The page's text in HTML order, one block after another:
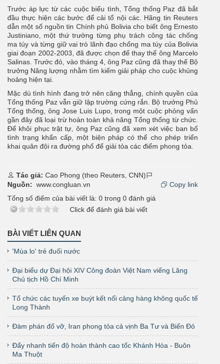
Trước áp lực từ các cuộc biểu tình, Tổng thống Paz đã bắt
đầu thực hiện các bước để cải tổ nội các. Hãng tin Reuters
dẫn một số nguồn tin Chính phủ Bolivia cho biết ông Ernesto
Justiniano, một thứ trưởng từng phụ trách công tác chống
ma túy và từng giữ vai trò lãnh đạo chống ma túy của Bolivia
giai đoạn 2002-2003, đã được chọn để thay thế ông Marcelo
Salinas. Trước đó, vào tháng 4, ông Paz cũng đã thay thế Bộ
trưởng Năng lượng nhằm tìm kiếm giải pháp cho cuộc khủng
hoảng hiện tại.
Mặc dù tình hình đang trở nên căng thẳng, chính quyền của
Tổng thống Paz vẫn giữ lập trường cứng rắn. Bộ trưởng Phủ
Tổng thống, ông Jose Luis Lupo, trong một cuộc phỏng vấn
gần đây đã loại trừ hoàn toàn khả năng Tổng thống từ chức.
Để khôi phục trật tự, ông Paz cũng đã xem xét việc ban bố
tình trạng khẩn cấp, một biện pháp có thể cho phép triển
khai quân đội ra đường phố để giải tỏa các điểm phong tỏa.
Tác giả: Cao Phong (theo Reuters, CNN)
Nguồn: www.congluan.vn
Copy link
Tổng số điểm của bài viết là: 0 trong 0 đánh giá
Click để đánh giá bài viết
BÀI VIẾT LIÊN QUAN
'Mùa lo' trẻ đuối nước
Đại biểu dự Đại hội XIV Công đoàn Việt Nam viếng Lăng
Chủ tịch Hồ Chí Minh
Tổ chức các tuyến xe buýt kết nối cảng hàng không quốc tế
Long Thành
Đàm phán đổ vỡ, Iran phong tỏa cả vịnh Ba Tư và Biển Đỏ
Đẩy nhanh tiến độ hoàn thành cao tốc Khánh Hòa - Buôn
Ma Thuột